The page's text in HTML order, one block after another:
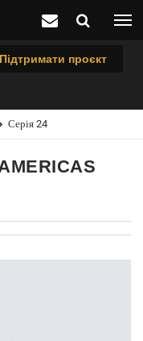
Підтримати проєкт
Got
Серія 24